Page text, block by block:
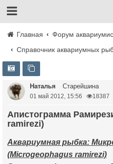
Главная
Форум
Справочник аквариумных
Наталья Старейшина
01 май 2012, 15:56 18387
Апистограмма Рамирези (Microgeophagus
ramirezi)
Аквариумная рыбка:
(Microgeophagus ramirezi)